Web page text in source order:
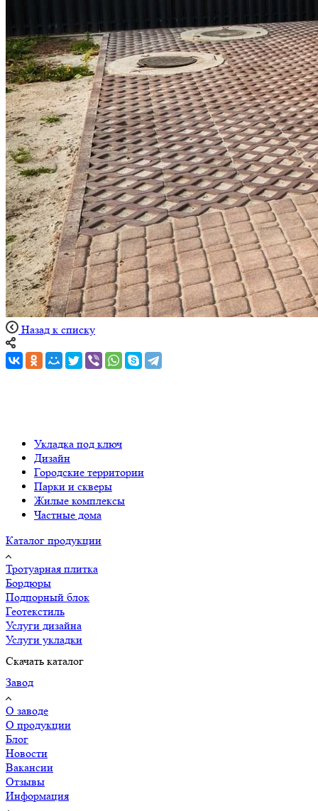
Назад к списку
Укладка под ключ
Дизайн
Городские территории
Парки и скверы
Жилые комплексы
Частные дома
Каталог продукции
Тротуарная плитка
Бордюры
Подпорный блок
Геотекстиль
Услуги дизайна
Услуги укладки
Скачать каталог
Завод
О заводе
О продукции
Блог
Новости
Вакансии
Отзывы
Информация